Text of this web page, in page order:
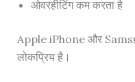
ओवरहीटिंग कम करता है
Apple iPhone और
लोकप्रिय है।